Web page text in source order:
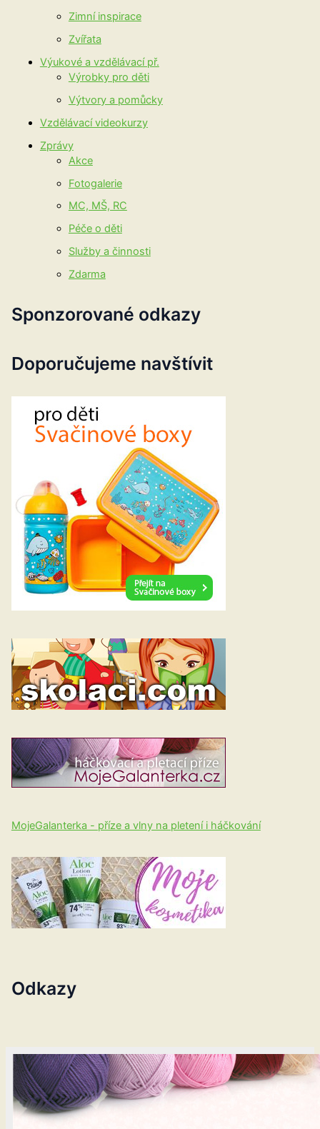
Zimní inspirace
Zvířata
Výukové a vzdělávací př.
Výrobky pro děti
Výtvory a pomůcky
Vzdělávací videokurzy
Zprávy
Akce
Fotogalerie
MC, MŠ, RC
Péče o děti
Služby a činnosti
Zdarma
Sponzorované odkazy
Doporučujeme navštívit
MojeGalanterka - příze a vlny na pletení i háčkování
Odkazy